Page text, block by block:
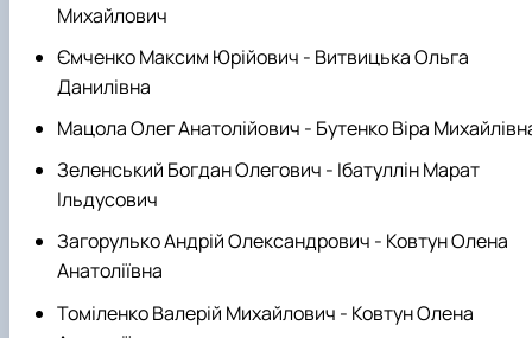
Михайлович
Ємченко Максим Юрійович - Витвицька Ольга
Данилівна
Мацола Олег Анатолійович - Бутенко Віра
Зеленський Богдан Олегович - Ібатуллін Марат
Ільдусович
Загорулько Андрій Олександрович - Ковтун Олена
Анатоліївна
Томіленко Валерій Михайлович - Ковтун Олена